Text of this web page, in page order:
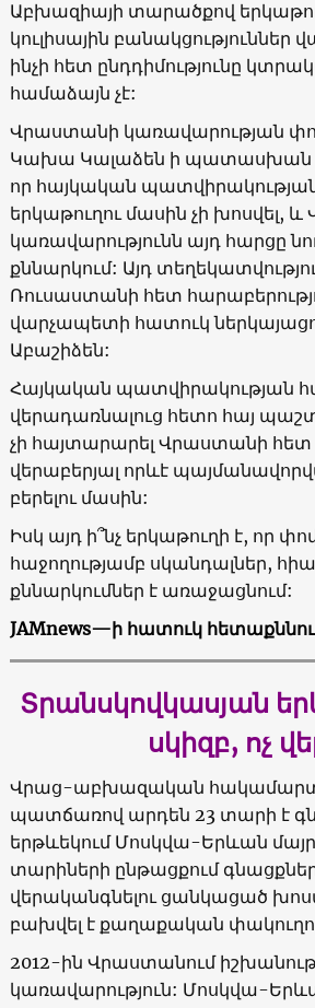
Աբխազիայի տարածքով
կուլիսային բանակցություններ
ինչի հետ ընդդիմությունը
համաձայն չէ:
Վրաստանի կառավարության
Կախա Կալաձեն ի պատասխան
որ հայկական պատվիրակության
երկաթուղու մասին չի խոսվել,
կառավարությունն այդ հարցը
քննարկում: Այդ
Ռուսաստանի հետ
վարչապետի հատուկ
Աբաշիձեն:
Հայկական պատվիրակության
վերադառնալուց հետո հայ
չի հայտարարել Վրաստանի
վերաբերյալ որևէ
բերելու մասին:
Իսկ այդ ի՞նչ երկաթուղի է, որ
հաջողությամբ սկանդալներ,
քննարկումներ է առաջացնում:
JAMnews—ի հատուկ
Տրանսկովկասյան
սկիզբ, ոչ
Վրաց-աբխազական
պատճառով արդեն 23 տարի է
երթևեկում Մոսկվա-Երևան
տարիների ընթացքում
վերականգնելու ցանկացած
բախվել է քաղաքական
2012-ին Վրաստանում
կառավարություն: Մոսկվա-